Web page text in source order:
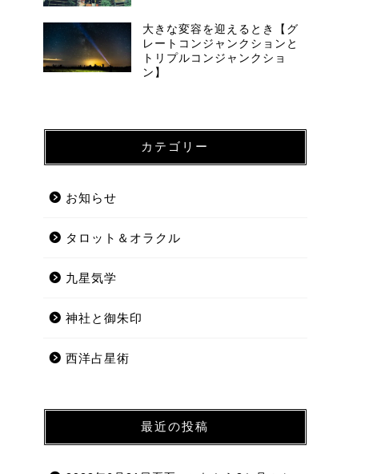
西洋占星術
西洋占星術
大きな変容を迎えるとき【グ
レートコンジャンクションと
トリプルコンジャンクショ
ン】
カテゴリー
お知らせ
タロット＆オラクル
九星気学
神社と御朱印
西洋占星術
最近の投稿